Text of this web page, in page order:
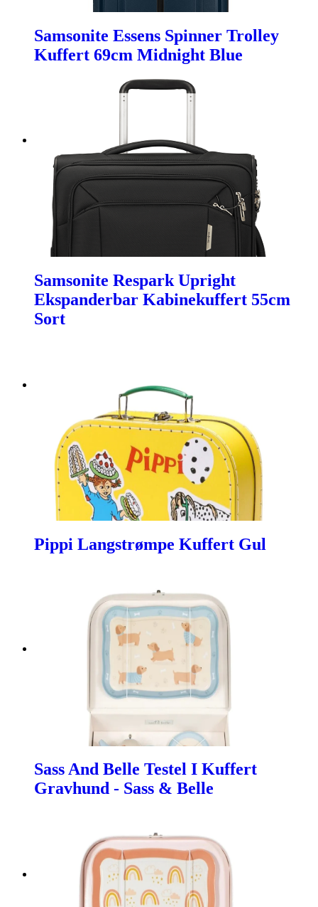
Samsonite Essens Spinner Trolley
Kuffert 69cm Midnight Blue
Samsonite Respark Upright
Ekspanderbar Kabinekuffert 55cm
Sort
Pippi Langstrømpe Kuffert Gul
Sass And Belle Testel I Kuffert
Gravhund - Sass & Belle